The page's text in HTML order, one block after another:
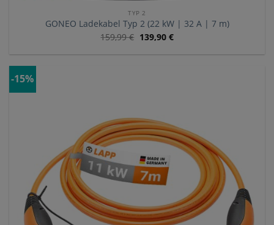
TYP 2
GONEO Ladekabel Typ 2 (22 kW | 32 A | 7 m)
159,99€ 139,90 €
-15%